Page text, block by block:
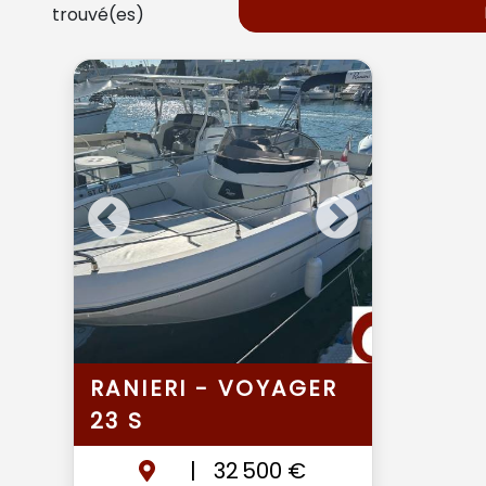
trouvé(es)
RANIERI - VOYAGER
23 S
|
32 500 €